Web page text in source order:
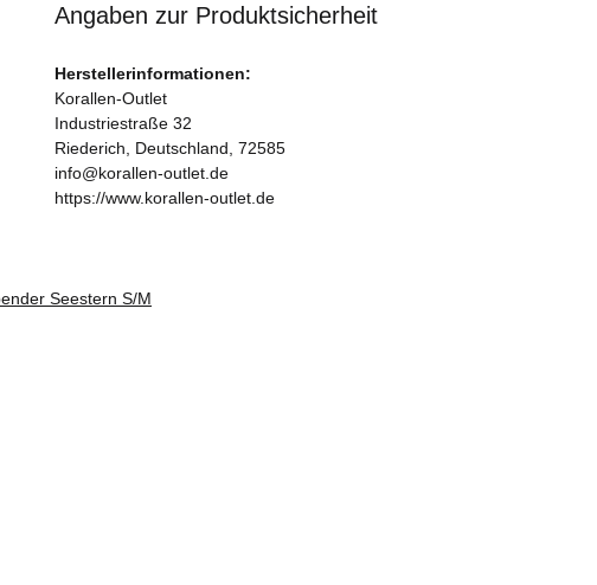
Angaben zur Produktsicherheit
Herstellerinformationen:
Korallen-Outlet
Industriestraße 32
Riederich, Deutschland, 72585
info@korallen-outlet.de
https://www.korallen-outlet.de